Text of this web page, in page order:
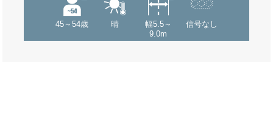
45～54歳 晴
幅5.5～
9.0m
信号なし